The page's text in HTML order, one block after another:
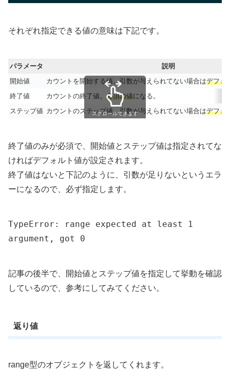
それぞれ指定できる値の意味は下記です。
パラメータ
説明
開始値
カウントを開始する値。引数が与えられてない場合はデフォ
終了値
カウントの終了値。 必須の値になる。
ステップ値 カウントのステップ値。引数が与えられてない場合はデフォ
スクロールできます
終了値のみが必須で、開始値とステップ値は指定されてな
ければデフォルト値が設定されます。
終了値はないと下記のように、引数が足りないというエラ
ーになるので、必ず指定します。
TypeError: range expected at least 1
argument, got 0
記事の後半で、開始値とステップ値を指定して挙動を確認
しているので、参考にしてみてください。
返り値
range型のオブジェクトを返してくれます。